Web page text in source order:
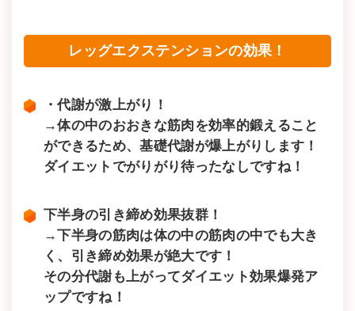
レッグエクステンションの効果！
・代謝が激上がり！
→体の中のおおきな筋肉を効率的鍛えること
ができるため、基礎代謝が爆上がりします！
ダイエットでがりがり待ったなしですね！
下半身の引き締め効果抜群！
→下半身の筋肉は体の中の筋肉の中でも大き
く、引き締め効果が絶大です！
その分代謝も上がってダイエット効果爆発ア
ップですね！